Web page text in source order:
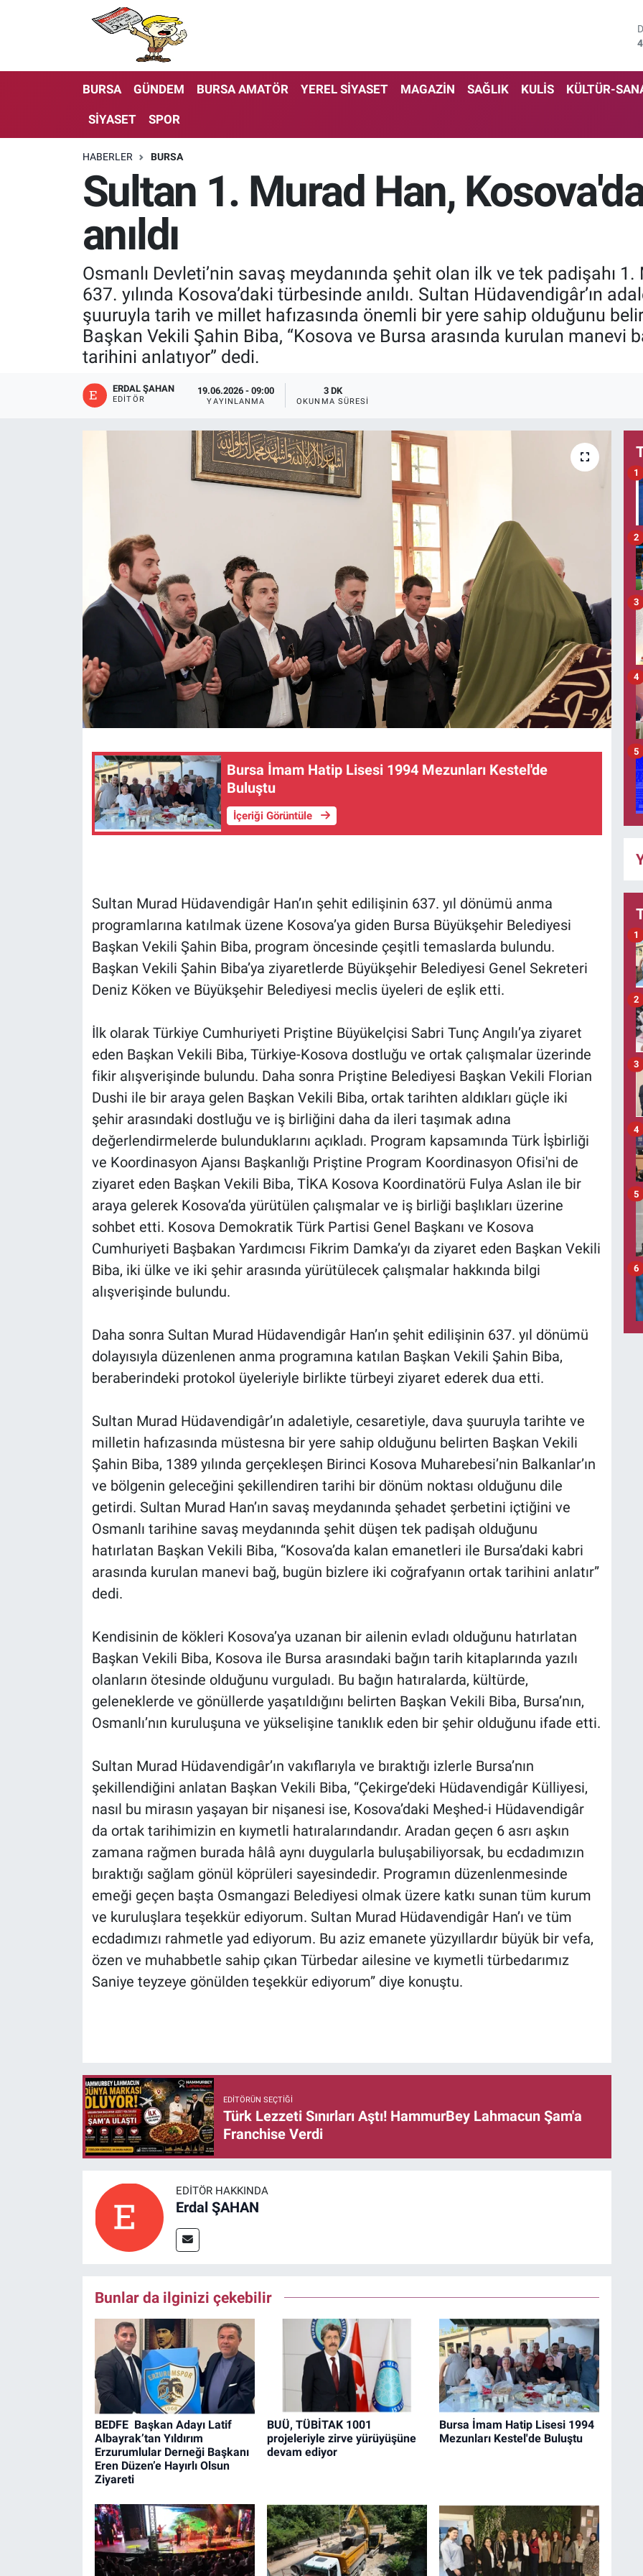
BURSA GÜNDEM BURSA AMATÖR YEREL SİYASET MAGAZİN SAĞLIK KULİS KÜLTÜR-
SİYASET SPOR
HABERLER BURSA
Sultan 1. Murad Han,
anıldı
Osmanlı Devleti’nin savaş meydanında şehit olan ilk ve tek padişahı 1.
637. yılında Kosova’daki türbesinde anıldı. Sultan Hüdavendigâr’ın
şuuruyla tarih ve millet hafızasında önemli bir yere sahip olduğunu
Başkan Vekili Şahin Biba, “Kosova ve Bursa arasında kurulan manevi
tarihini anlatıyor” dedi.
ERDAL ŞAHAN
EDITÖR
19.06.2026 - 09:00
YAYINLANMA
3 DK
OKUNMA SÜRESI
Bursa İmam Hatip Lisesi 1994 Mezunları Kestel'de
Buluştu
İçeriği Görüntüle
Sultan Murad Hüdavendigâr Han’ın şehit edilişinin 637. yıl dönümü anma
programlarına katılmak üzene Kosova’ya giden Bursa Büyükşehir Belediyesi
Başkan Vekili Şahin Biba, program öncesinde çeşitli temaslarda bulundu.
Başkan Vekili Şahin Biba’ya ziyaretlerde Büyükşehir Belediyesi Genel Sekreteri
Deniz Köken ve Büyükşehir Belediyesi meclis üyeleri de eşlik etti.
İlk olarak Türkiye Cumhuriyeti Priştine Büyükelçisi Sabri Tunç Angılı’ya ziyaret
eden Başkan Vekili Biba, Türkiye-Kosova dostluğu ve ortak çalışmalar üzerinde
fikir alışverişinde bulundu. Daha sonra Priştine Belediyesi Başkan Vekili Florian
Dushi ile bir araya gelen Başkan Vekili Biba, ortak tarihten aldıkları güçle iki
şehir arasındaki dostluğu ve iş birliğini daha da ileri taşımak adına
değerlendirmelerde bulunduklarını açıkladı. Program kapsamında Türk İşbirliği
ve Koordinasyon Ajansı Başkanlığı Priştine Program Koordinasyon Ofisi'ni de
ziyaret eden Başkan Vekili Biba, TİKA Kosova Koordinatörü Fulya Aslan ile bir
araya gelerek Kosova’da yürütülen çalışmalar ve iş birliği başlıkları üzerine
sohbet etti. Kosova Demokratik Türk Partisi Genel Başkanı ve Kosova
Cumhuriyeti Başbakan Yardımcısı Fikrim Damka’yı da ziyaret eden Başkan Vekili
Biba, iki ülke ve iki şehir arasında yürütülecek çalışmalar hakkında bilgi
alışverişinde bulundu.
Daha sonra Sultan Murad Hüdavendigâr Han’ın şehit edilişinin 637. yıl dönümü
dolayısıyla düzenlenen anma programına katılan Başkan Vekili Şahin Biba,
beraberindeki protokol üyeleriyle birlikte türbeyi ziyaret ederek dua etti.
Sultan Murad Hüdavendigâr’ın adaletiyle, cesaretiyle, dava şuuruyla tarihte ve
milletin hafızasında müstesna bir yere sahip olduğunu belirten Başkan Vekili
Şahin Biba, 1389 yılında gerçekleşen Birinci Kosova Muharebesi’nin Balkanlar’ın
ve bölgenin geleceğini şekillendiren tarihi bir dönüm noktası olduğunu dile
getirdi. Sultan Murad Han’ın savaş meydanında şehadet şerbetini içtiğini ve
Osmanlı tarihine savaş meydanında şehit düşen tek padişah olduğunu
hatırlatan Başkan Vekili Biba, “Kosova’da kalan emanetleri ile Bursa’daki kabri
arasında kurulan manevi bağ, bugün bizlere iki coğrafyanın ortak tarihini anlatır”
dedi.
Kendisinin de kökleri Kosova’ya uzanan bir ailenin evladı olduğunu hatırlatan
Başkan Vekili Biba, Kosova ile Bursa arasındaki bağın tarih kitaplarında yazılı
olanların ötesinde olduğunu vurguladı. Bu bağın hatıralarda, kültürde,
geleneklerde ve gönüllerde yaşatıldığını belirten Başkan Vekili Biba, Bursa’nın,
Osmanlı’nın kuruluşuna ve yükselişine tanıklık eden bir şehir olduğunu ifade etti.
Sultan Murad Hüdavendigâr’ın vakıflarıyla ve bıraktığı izlerle Bursa’nın
şekillendiğini anlatan Başkan Vekili Biba, “Çekirge’deki Hüdavendigâr Külliyesi,
nasıl bu mirasın yaşayan bir nişanesi ise, Kosova’daki Meşhed-i Hüdavendigâr
da ortak tarihimizin en kıymetli hatıralarındandır. Aradan geçen 6 asrı aşkın
zamana rağmen burada hâlâ aynı duygularla buluşabiliyorsak, bu ecdadımızın
bıraktığı sağlam gönül köprüleri sayesindedir. Programın düzenlenmesinde
emeği geçen başta Osmangazi Belediyesi olmak üzere katkı sunan tüm kurum
ve kuruluşlara teşekkür ediyorum. Sultan Murad Hüdavendigâr Han’ı ve tüm
ecdadımızı rahmetle yad ediyorum. Bu aziz emanete yüzyıllardır büyük bir vefa,
özen ve muhabbetle sahip çıkan Türbedar ailesine ve kıymetli türbedarımız
Saniye teyzeye gönülden teşekkür ediyorum” diye konuştu.
EDITÖRÜN SEÇTIĞI
Türk Lezzeti Sınırları Aştı! HammurBey Lahmacun Şam'a
Franchise Verdi
EDITÖR HAKKINDA
Erdal ŞAHAN
Bunlar da ilginizi çekebilir
BEDFE Başkan Adayı Latif
Albayrak’tan Yıldırım
Erzurumlular Derneği Başkanı
Eren Düzen’e Hayırlı Olsun
Ziyareti
BUÜ, TÜBİTAK 1001
projeleriyle zirve yürüyüşüne
devam ediyor
Bursa İmam Hatip Lisesi 1994
Mezunları Kestel'de Buluştu
1
2
3
4
5
1
2
3
4
5
6